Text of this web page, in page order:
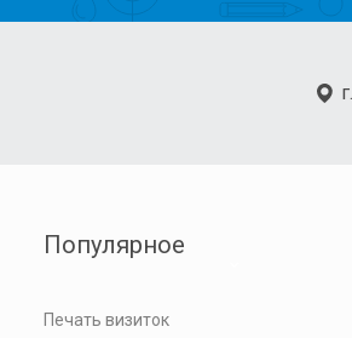
Популярное
Печать визиток